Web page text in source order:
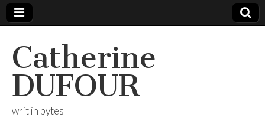
Catherine
DUFOUR
writ in bytes